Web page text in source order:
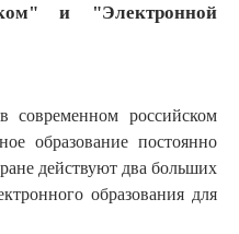
и "Электронной
российском
образование постоянно
действуют два больших
образования для